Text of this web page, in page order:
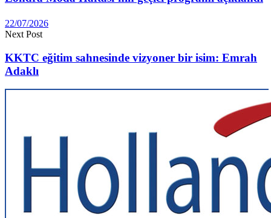
22/07/2026
Next Post
KKTC eğitim sahnesinde vizyoner bir isim: Emrah
Adaklı